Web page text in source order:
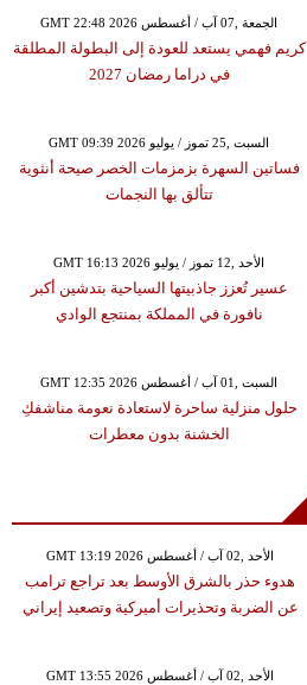
GMT 22:48 2026 الجمعة ,07 آب / أغسطس
كريم فهمي يستعد للعودة إلى البطولة المطلقة
في دراما رمضان 2027
GMT 09:39 2026 السبت ,25 تموز / يوليو
فساتين السهرة بزمزمات الخصر صيحة أنثوية
تتألق بها النجمات
GMT 16:13 2026 الأحد ,12 تموز / يوليو
عسير تُعزز جاذبيتها السياحية بتدشين أكبر
نافورة في المملكة بمنتجع الوادي
GMT 12:35 2026 السبت ,01 آب / أغسطس
حلول منزلية ساحرة لاستعادة نعومة مناشفكِ
الخشنة بدون معطرات
GMT 13:19 2026 الأحد ,02 آب / أغسطس
هدوء حذر بالشرق الأوسط بعد تراجع ترامب
عن الضربة وتحذيرات أميركية وتصعيد إيراني
GMT 13:55 2026 الأحد ,02 آب / أغسطس